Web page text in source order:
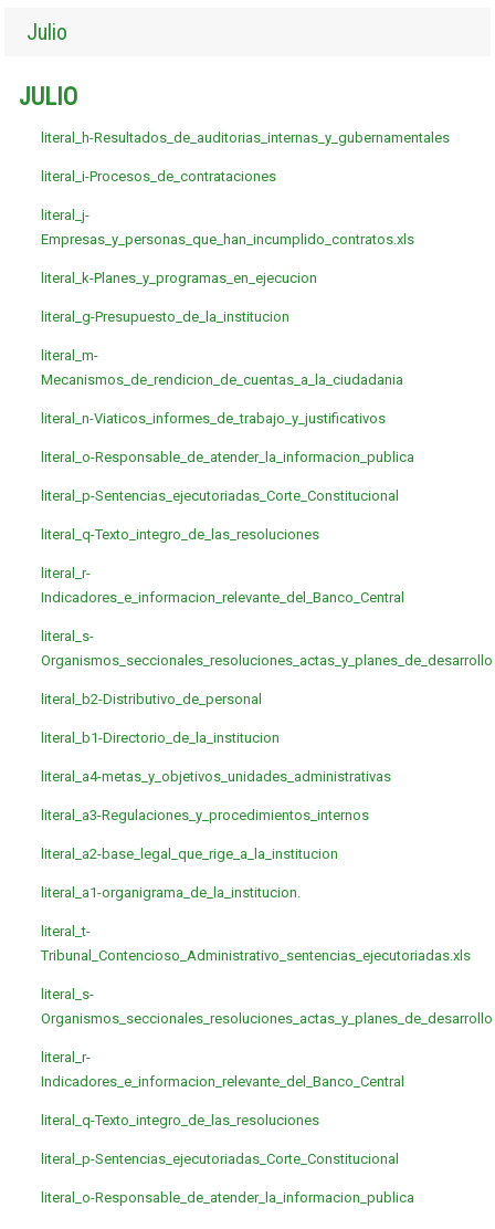
Julio
JULIO
literal_h-Resultados_de_auditorias_internas_y_gubernamentales
literal_i-Procesos_de_contrataciones
literal_j-
Empresas_y_personas_que_han_incumplido_contratos.xls
literal_k-Planes_y_programas_en_ejecucion
literal_g-Presupuesto_de_la_institucion
literal_m-
Mecanismos_de_rendicion_de_cuentas_a_la_ciudadania
literal_n-Viaticos_informes_de_trabajo_y_justificativos
literal_o-Responsable_de_atender_la_informacion_publica
literal_p-Sentencias_ejecutoriadas_Corte_Constitucional
literal_q-Texto_integro_de_las_resoluciones
literal_r-
Indicadores_e_informacion_relevante_del_Banco_Central
literal_s-
Organismos_seccionales_resoluciones_actas_y_planes_de_desarrollo
literal_b2-Distributivo_de_personal
literal_b1-Directorio_de_la_institucion
literal_a4-metas_y_objetivos_unidades_administrativas
literal_a3-Regulaciones_y_procedimientos_internos
literal_a2-base_legal_que_rige_a_la_institucion
literal_a1-organigrama_de_la_institucion.
literal_t-
Tribunal_Contencioso_Administrativo_sentencias_ejecutoriadas.xls
literal_s-
Organismos_seccionales_resoluciones_actas_y_planes_de_desarrollo
literal_r-
Indicadores_e_informacion_relevante_del_Banco_Central
literal_q-Texto_integro_de_las_resoluciones
literal_p-Sentencias_ejecutoriadas_Corte_Constitucional
literal_o-Responsable_de_atender_la_informacion_publica